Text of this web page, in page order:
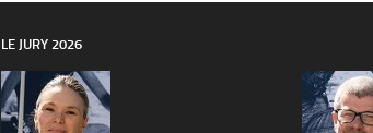
LE JURY 2026